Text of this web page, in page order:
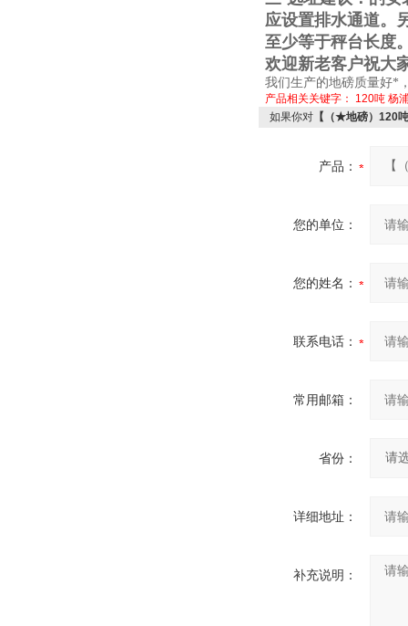
应设置排水通道。
至少等于秤台长度
欢迎新老客户祝大
我们生产的地磅质量好*
产品相关关键字： 120吨 杨
如果你对 【（★地磅）120
产品：
您的单位：
您的姓名：
联系电话：
常用邮箱：
省份：
详细地址：
补充说明：